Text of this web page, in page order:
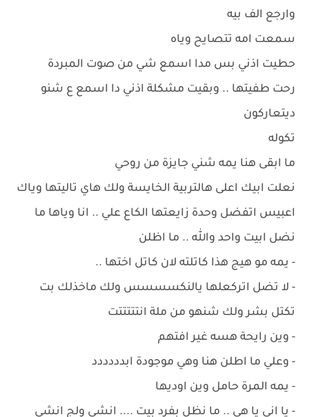
وارجع الف بيه
سمعت امه تتصايح وياه
حطيت اذني بس مدا اسمع شي من صوت المبردة
رحت طفيتها .. وبقيت مشكلة اذني دا اسمع ع شنو
ديتعاركون
تكوله
ما ابقى هنا يمه شني جايزة من روحي
نعلت ابيك اعلى هالتربية الخايسة ولك هاي تاليتها وياك
اعبيس اتفضل وحدة زايعتها الكاع علي .. انا وياها ما
نضل ابيت واحد والله .. ما اظلن
- يمه مو هيج هذا كاتلته لان كاتل اختها ..
- لا تضل اتركعلها يالنكسسسس ولك ماخذلك بت
تكتل بشر ولك شنهو من ملة انتتتتتت
- وين رايحة هسه غير افتهم
- وعلي ما اطلن هنا وهي موجودة ابدددددد
- يمه المرة حامل وين اوديها
- يا اني يا هي .. ما نظل بفرد بيت .... انشي ولج انشي